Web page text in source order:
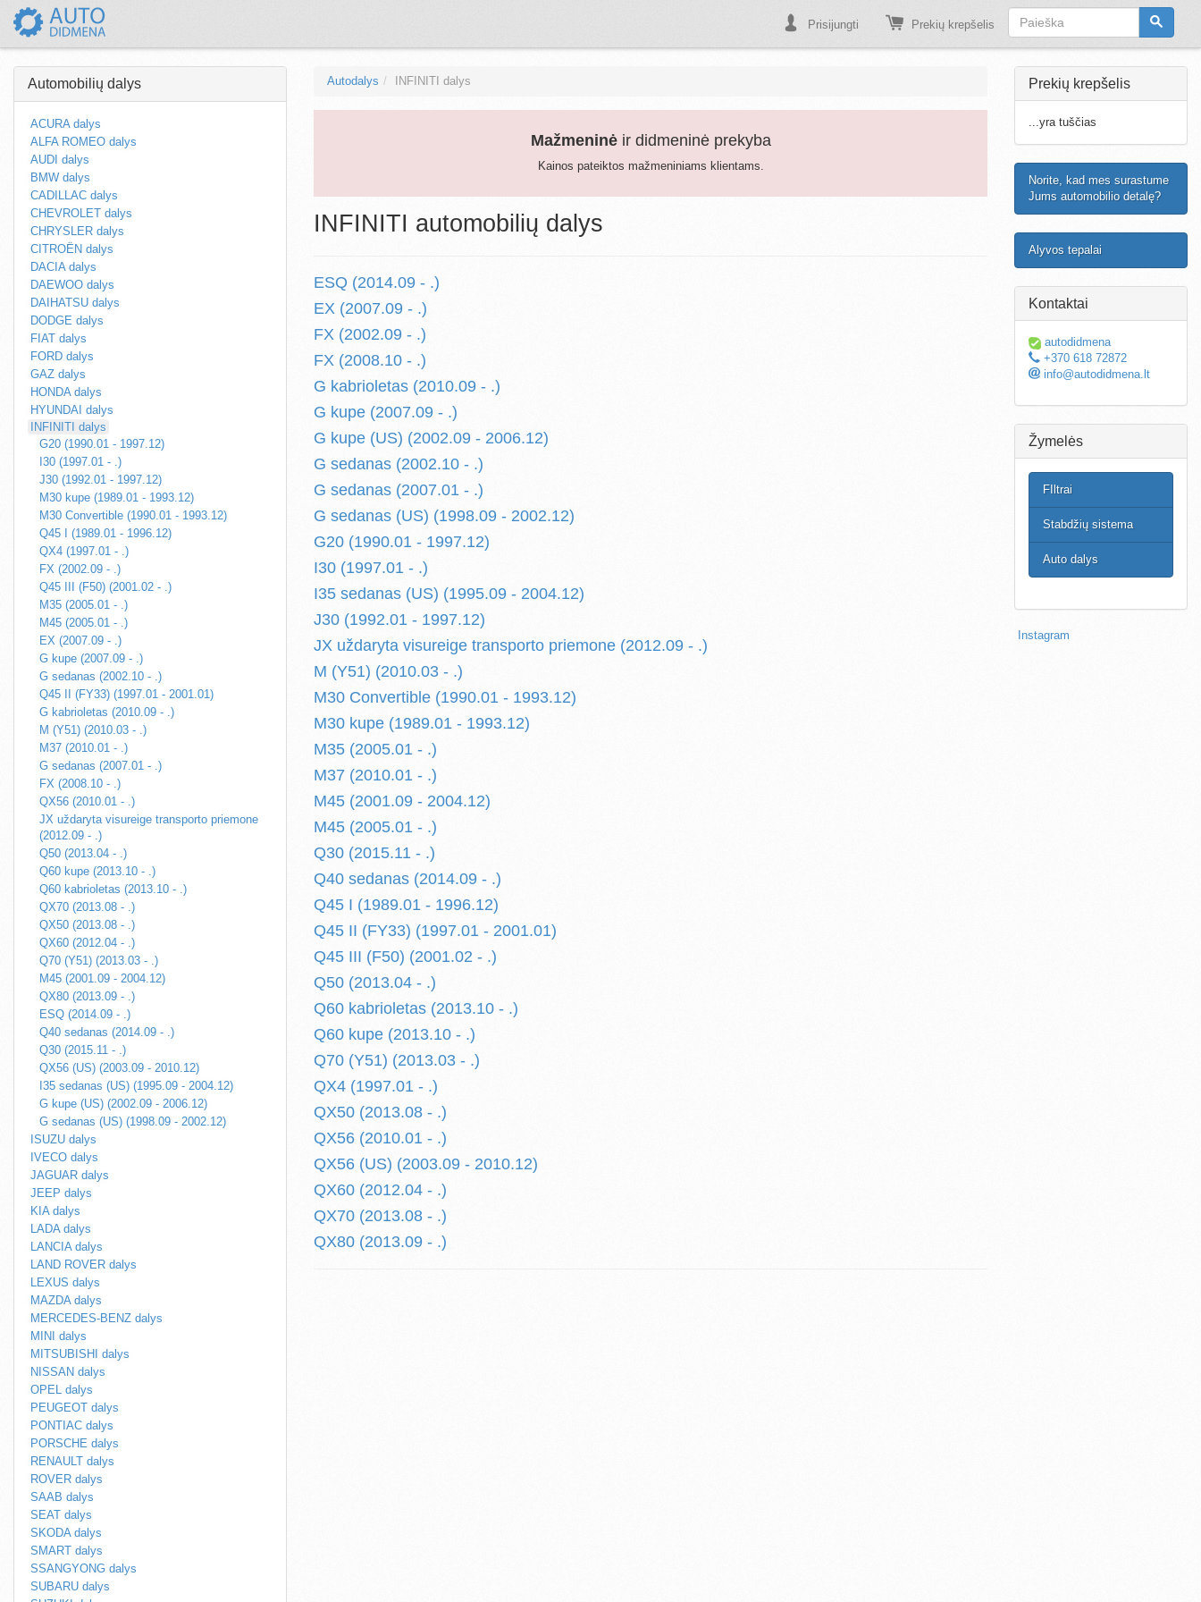
Prisijungti Prekių krepšelis
Automobilių dalys
ACURA dalys
ALFA ROMEO dalys
AUDI dalys
BMW dalys
CADILLAC dalys
CHEVROLET dalys
CHRYSLER dalys
CITROËN dalys
DACIA dalys
DAEWOO dalys
DAIHATSU dalys
DODGE dalys
FIAT dalys
FORD dalys
GAZ dalys
HONDA dalys
HYUNDAI dalys
INFINITI dalys
G20 (1990.01 - 1997.12)
I30 (1997.01 - .)
J30 (1992.01 - 1997.12)
M30 kupe (1989.01 - 1993.12)
M30 Convertible (1990.01 - 1993.12)
Q45 I (1989.01 - 1996.12)
QX4 (1997.01 - .)
FX (2002.09 - .)
Q45 III (F50) (2001.02 - .)
M35 (2005.01 - .)
M45 (2005.01 - .)
EX (2007.09 - .)
G kupe (2007.09 - .)
G sedanas (2002.10 - .)
Q45 II (FY33) (1997.01 - 2001.01)
G kabrioletas (2010.09 - .)
M (Y51) (2010.03 - .)
M37 (2010.01 - .)
G sedanas (2007.01 - .)
FX (2008.10 - .)
QX56 (2010.01 - .)
JX uždaryta visureige transporto priemone
(2012.09 - .)
Q50 (2013.04 - .)
Q60 kupe (2013.10 - .)
Q60 kabrioletas (2013.10 - .)
QX70 (2013.08 - .)
QX50 (2013.08 - .)
QX60 (2012.04 - .)
Q70 (Y51) (2013.03 - .)
M45 (2001.09 - 2004.12)
QX80 (2013.09 - .)
ESQ (2014.09 - .)
Q40 sedanas (2014.09 - .)
Q30 (2015.11 - .)
QX56 (US) (2003.09 - 2010.12)
I35 sedanas (US) (1995.09 - 2004.12)
G kupe (US) (2002.09 - 2006.12)
G sedanas (US) (1998.09 - 2002.12)
ISUZU dalys
IVECO dalys
JAGUAR dalys
JEEP dalys
KIA dalys
LADA dalys
LANCIA dalys
LAND ROVER dalys
LEXUS dalys
MAZDA dalys
MERCEDES-BENZ dalys
MINI dalys
MITSUBISHI dalys
NISSAN dalys
OPEL dalys
PEUGEOT dalys
PONTIAC dalys
PORSCHE dalys
RENAULT dalys
ROVER dalys
SAAB dalys
SEAT dalys
SKODA dalys
SMART dalys
SSANGYONG dalys
SUBARU dalys
Autodalys INFINITI dalys
Mažmeninėir didmeninė prekyba
Kainos pateiktos mažmeniniams klientams.
INFINITI automobilių dalys
ESQ (2014.09 - .)
EX (2007.09 - .)
FX (2002.09 - .)
FX (2008.10 - .)
G kabrioletas (2010.09 - .)
G kupe (2007.09 - .)
G kupe (US) (2002.09 - 2006.12)
G sedanas (2002.10 - .)
G sedanas (2007.01 - .)
G sedanas (US) (1998.09 - 2002.12)
G20 (1990.01 - 1997.12)
I30 (1997.01 - .)
I35 sedanas (US) (1995.09 - 2004.12)
J30 (1992.01 - 1997.12)
JX uždaryta visureige transporto priemone (2012.09 - .)
M (Y51) (2010.03 - .)
M30 Convertible (1990.01 - 1993.12)
M30 kupe (1989.01 - 1993.12)
M35 (2005.01 - .)
M37 (2010.01 - .)
M45 (2001.09 - 2004.12)
M45 (2005.01 - .)
Q30 (2015.11 - .)
Q40 sedanas (2014.09 - .)
Q45 I (1989.01 - 1996.12)
Q45 II (FY33) (1997.01 - 2001.01)
Q45 III (F50) (2001.02 - .)
Q50 (2013.04 - .)
Q60 kabrioletas (2013.10 - .)
Q60 kupe (2013.10 - .)
Q70 (Y51) (2013.03 - .)
QX4 (1997.01 - .)
QX50 (2013.08 - .)
QX56 (2010.01 - .)
QX56 (US) (2003.09 - 2010.12)
QX60 (2012.04 - .)
QX70 (2013.08 - .)
QX80 (2013.09 - .)
Prekių krepšelis
...yra tuščias
Norite, kad mes surastume
Jums automobilio detalę?
Alyvos tepalai
Kontaktai
autodidmena
+370 618 72872
info@autodidmena.lt
Žymelės
FIltrai
Stabdžių sistema
Auto dalys
Instagram